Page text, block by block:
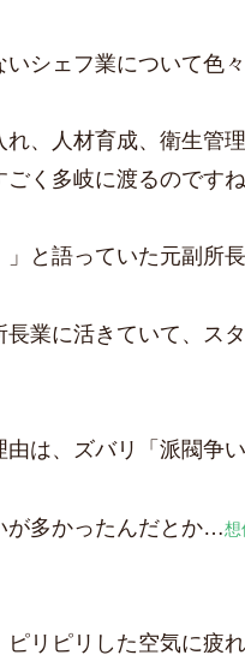
シェフ業について色
れ、人材育成、衛生管
く多岐に渡るのですね
と語っていた元副所長
業に活きていて、ス
は、ズバリ「派閥争い
が多かったんだとか…想
リピリした空気に疲